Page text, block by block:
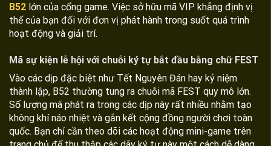
B52 lớn của cổng game. Việc sở hữu mã VIP khẳng định vị
thế của bạn đối với đơn vị phát hành trong suốt quá trình
hoạt động và giải trí.
Mã sự kiện lễ hội với chuỗi ký tự bắt đầu bằng chữ FEST
Vào các dịp đặc biệt như Tết Nguyên Đán hay kỷ niệm
thành lập, B52 thường tung ra chuỗi mã FEST quy mô lớn.
Số lượng mã phát ra trong các dịp này rất nhiều nhằm tạo
không khí náo nhiệt và gắn kết cộng đồng người chơi toàn
quốc. Bạn chỉ cần theo dõi các hoạt động mini-game trên